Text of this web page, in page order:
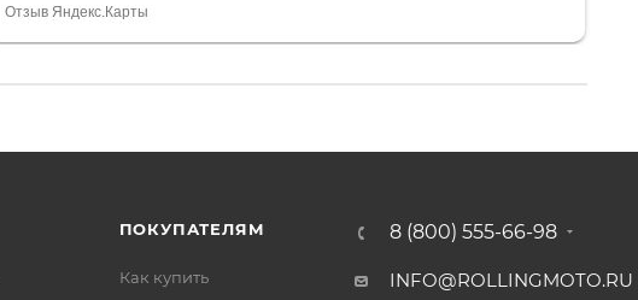
огромное спасибо Дмитрию, за клиентоориентированность и
Отзыв Яндекс.Карты
ПОКУПАТЕЛЯМ
Как купить
8 (800) 555-66-98
INFO@ROLLINGMOTO.RU